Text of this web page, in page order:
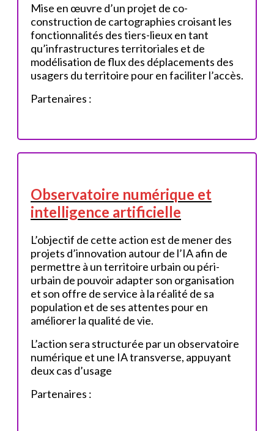
Mise en œuvre d’un projet de co-
construction de cartographies croisant les
fonctionnalités des tiers-lieux en tant
qu’infrastructures territoriales et de
modélisation de flux des déplacements des
usagers du territoire pour en faciliter l’accès.
Partenaires :
Observatoire numérique et
intelligence artificielle
L’objectif de cette action est de mener des
projets d’innovation autour de l’IA afin de
permettre à un territoire urbain ou péri-
urbain de pouvoir adapter son organisation
et son offre de service à la réalité de sa
population et de ses attentes pour en
améliorer la qualité de vie.
L’action sera structurée par un observatoire
numérique et une IA transverse, appuyant
deux cas d’usage
Partenaires :